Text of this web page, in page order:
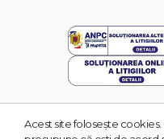
© 2026 Grupul Editorial
Acest site foloseşte